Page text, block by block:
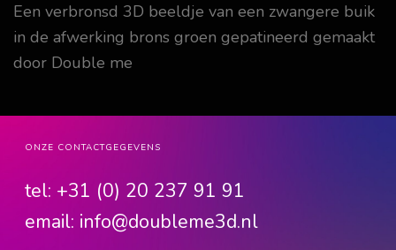
Een verbronsd 3D beeldje van een zwangere buik
in de afwerking brons groen gepatineerd gemaakt
door Double me
ONZE CONTACTGEGEVENS
tel: +31 (0) 20 237 91 91
email: info@doubleme3d.nl